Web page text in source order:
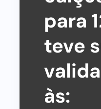
para
teve
às: